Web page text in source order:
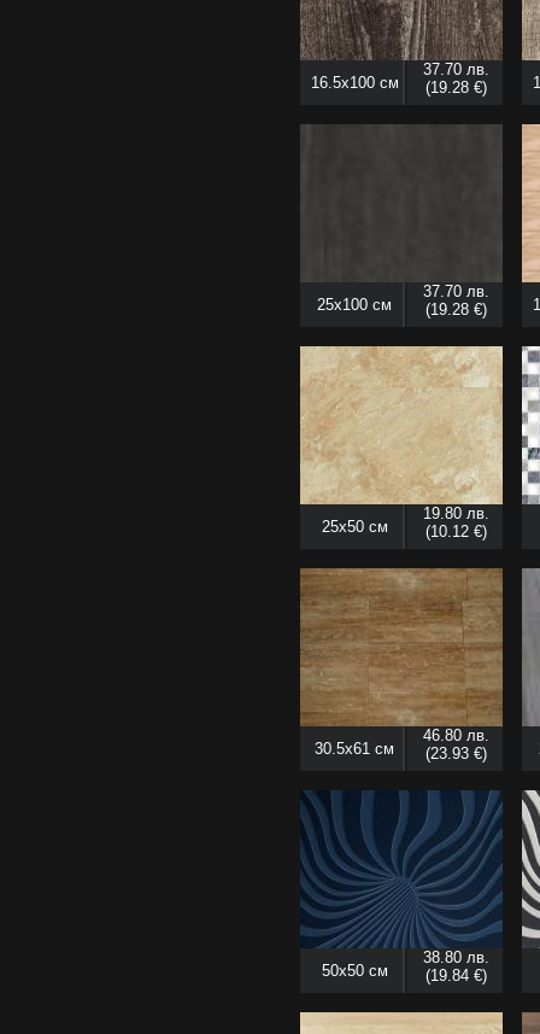
16.5x100 см
37.70 лв.
(19.28 €)
25x100 см
37.70 лв.
(19.28 €)
25x50 см
19.80 лв.
(10.12 €)
30.5x61 см
46.80 лв.
(23.93 €)
50x50 см
38.80 лв.
(19.84 €)